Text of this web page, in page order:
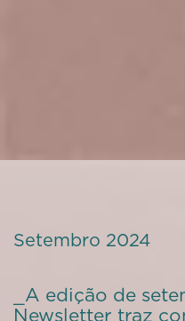
Setembro 2024
_A edição de
Newsletter traz